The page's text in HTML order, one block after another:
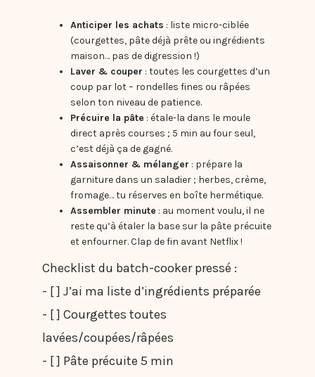
Anticiper les achats : liste micro-ciblée
(courgettes, pâte déjà prête ou ingrédients
maison… pas de digression !)
Laver & couper : toutes les courgettes d’un
coup par lot – rondelles fines ou râpées
selon ton niveau de patience.
Précuire la pâte : étale-la dans le moule
direct après courses ; 5 min au four seul,
c’est déjà ça de gagné.
Assaisonner & mélanger : prépare la
garniture dans un saladier ; herbes, crème,
fromage… tu réserves en boîte hermétique.
Assembler minute : au moment voulu, il ne
reste qu’à étaler la base sur la pâte précuite
et enfourner. Clap de fin avant Netflix !
Checklist du batch-cooker pressé :
- [ ] J’ai ma liste d’ingrédients préparée
- [ ] Courgettes toutes
lavées/coupées/râpées
- [ ] Pâte précuite 5 min